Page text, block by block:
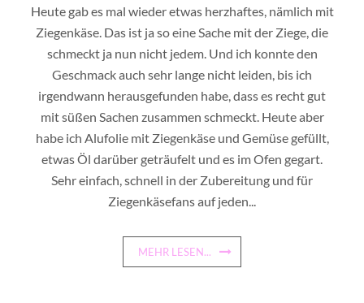
Heute gab es mal wieder etwas herzhaftes, nämlich mit
Ziegenkäse. Das ist ja so eine Sache mit der Ziege, die
schmeckt ja nun nicht jedem. Und ich konnte den
Geschmack auch sehr lange nicht leiden, bis ich
irgendwann herausgefunden habe, dass es recht gut
mit süßen Sachen zusammen schmeckt. Heute aber
habe ich Alufolie mit Ziegenkäse und Gemüse gefüllt,
etwas Öl darüber geträufelt und es im Ofen gegart.
Sehr einfach, schnell in der Zubereitung und für
Ziegenkäsefans auf jeden...
MEHR LESEN...